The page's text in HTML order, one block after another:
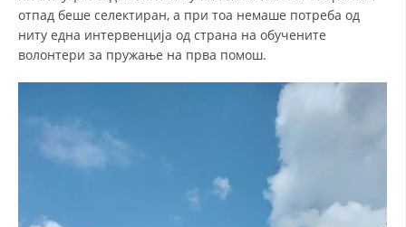
СОБРАНИЕ
СТРУКТУРА И ОРГАНИЗАЦИОНА ПОСТАВЕНОСТ
отпад беше селектиран, а при тоа немаше потреба од
ниту една интервенција од страна на обучените
волонтери за пружање на прва помош.